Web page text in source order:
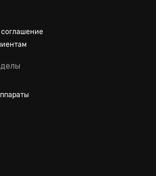
соглашение